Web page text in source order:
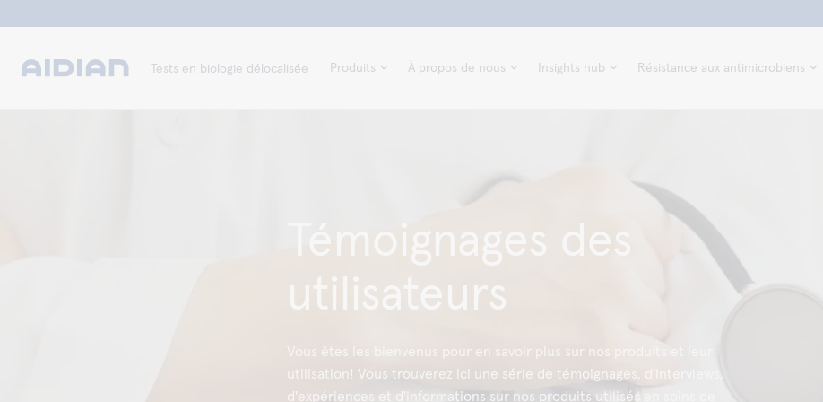
Tests en biologie délocalisée Produits À propos de nous Insights hub Résistance aux antimicrobiens
Témoignages des
utilisateurs
Vous êtes les bienvenus pour en savoir plus sur nos produits et leur
utilisation! Vous trouverez ici une série de témoignages, d'interviews,
d'expériences et d'informations sur nos produits utilisés en soins de